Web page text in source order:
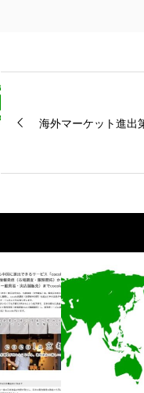
海外マーケット進出